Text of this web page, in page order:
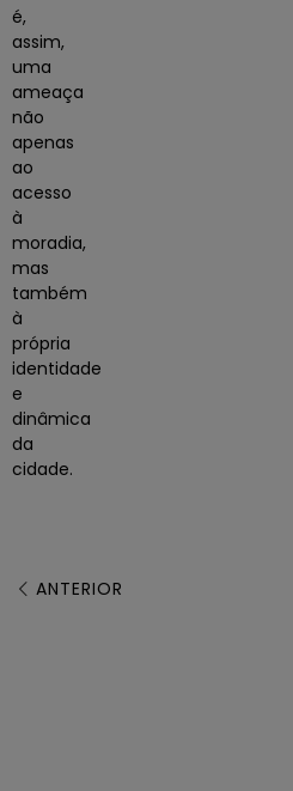
é,
assim,
uma
ameaça
não
apenas
ao
acesso
à
moradia,
mas
também
à
própria
identidade
e
dinâmica
da
cidade.
ANTERIOR